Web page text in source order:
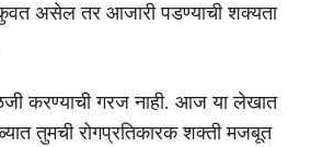
असेल तर आजारी पडण्याची शक्यता
करण्याची गरज नाही. आज या लेखात
तुमची रोगप्रतिकारक शक्ती मजबूत